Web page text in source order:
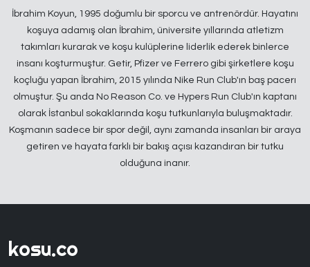
İbrahim Koyun, 1995 doğumlu bir sporcu ve antrenördür. Hayatını
koşuya adamış olan İbrahim, üniversite yıllarında atletizm
takımları kurarak ve koşu kulüplerine liderlik ederek binlerce
insanı koşturmuştur. Getir, Pfizer ve Ferrero gibi şirketlere koşu
koçluğu yapan İbrahim, 2015 yılında Nike Run Club'ın baş pacerı
olmuştur. Şu anda No Reason Co. ve Hypers Run Club'ın kaptanı
olarak İstanbul sokaklarında koşu tutkunlarıyla buluşmaktadır.
Koşmanın sadece bir spor değil, aynı zamanda insanları bir araya
getiren ve hayata farklı bir bakış açısı kazandıran bir tutku
olduğuna inanır.
kosu.co